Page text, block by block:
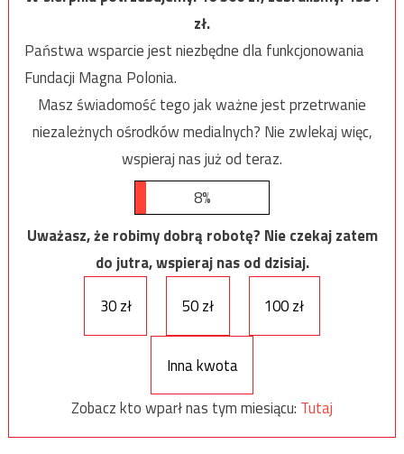
zł.
Państwa wsparcie jest niezbędne dla funkcjonowania
Fundacji Magna Polonia.
Masz świadomość tego jak ważne jest przetrwanie
niezależnych ośrodków medialnych? Nie zwlekaj więc,
wspieraj nas już od teraz.
8%
Uważasz, że robimy dobrą robotę? Nie czekaj zatem
do jutra, wspieraj nas od dzisiaj.
30 zł
50 zł 100 zł
Inna kwota
Zobacz kto wparł nas tym miesiącu: Tutaj